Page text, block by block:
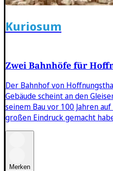
Kuriosum
Zwei Bahnhöfe für
Der Bahnhof von
Gebäude scheint an den
seinem Bau vor 100 Jahren
großen Eindruck gemacht
Merken